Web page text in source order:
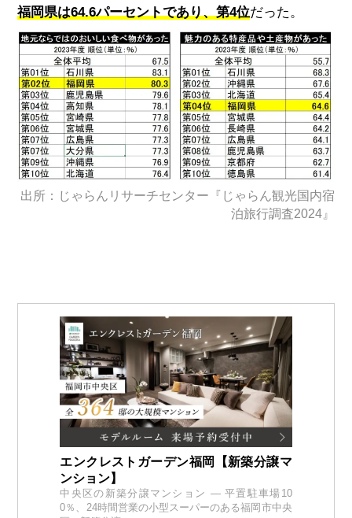
福岡県は64.6パーセントであり、第4位だった。
出所：じゃらんリサーチセンター『じゃらん観光国内宿
泊旅行調査2024』
エンクレストガーデン福岡【新築分譲マ
ンション】
中央区の新築分譲マンション — 平置駐車場10
0％、24時間営業の小型スーパーのある福岡市中央